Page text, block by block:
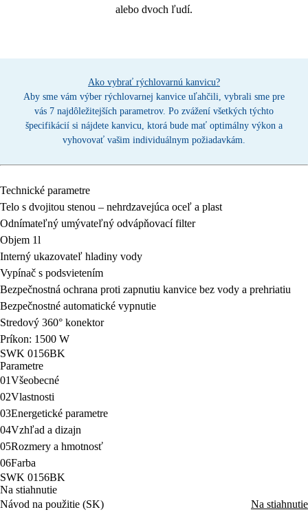
alebo dvoch ľudí.
Ako vybrať rýchlovarnú kanvicu?
Aby sme vám výber rýchlovarnej kanvice uľahčili, vybrali sme pre
vás 7 najdôležitejších parametrov. Po zvážení všetkých týchto
špecifikácií si nájdete kanvicu, ktorá bude mať optimálny výkon a
vyhovovať vašim individuálnym požiadavkám.
Technické parametre
Telo s dvojitou stenou – nehrdzavejúca oceľ a plast
Odnímateľný umývateľný odvápňovací filter
Objem 1l
Interný ukazovateľ hladiny vody
Vypínač s podsvietením
Bezpečnostná ochrana proti zapnutiu kanvice bez vody a prehriatiu
Bezpečnostné automatické vypnutie
Stredový 360° konektor
Príkon: 1500 W
SWK 0156BK
Parametre
01Všeobecné
02Vlastnosti
03Energetické parametre
04Vzhľad a dizajn
05Rozmery a hmotnosť
06Farba
SWK 0156BK
Na stiahnutie
Návod na použitie (SK)
Na stiahnutie